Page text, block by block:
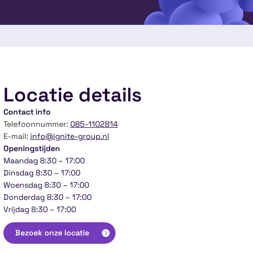
Locatie details
Contact info
Telefoonnummer: 085-1102814
E-mail: info@ignite-group.nl
Openingstijden
Maandag 8:30 – 17:00
Dinsdag 8:30 – 17:00
Woensdag 8:30 – 17:00
Donderdag 8:30 – 17:00
Vrijdag 8:30 – 17:00
Bezoek onze locatie